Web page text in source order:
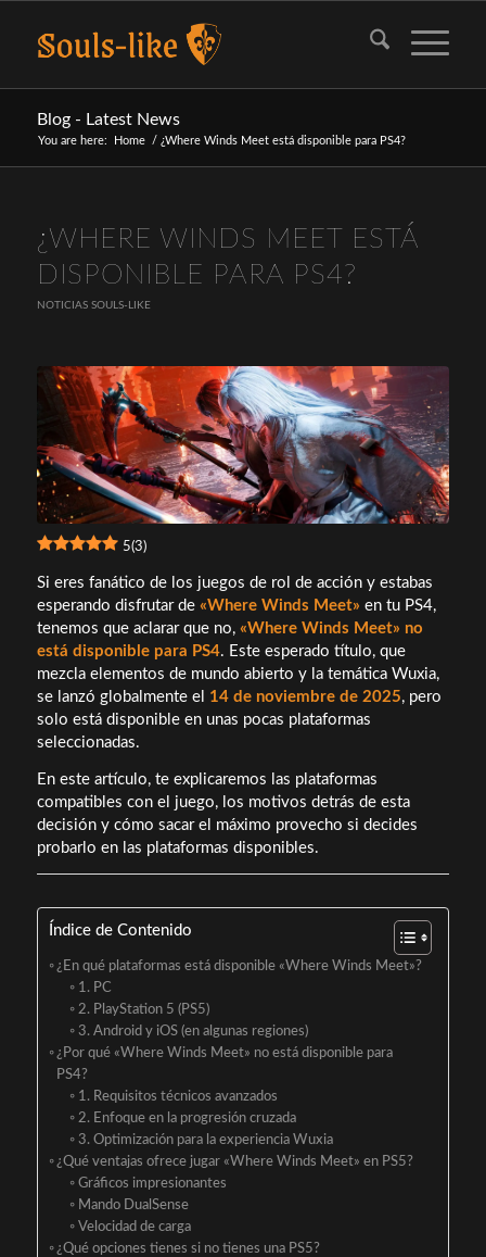
Blog - Latest News
You are here: Home / ¿Where Winds Meet está disponible para PS4?
¿WHERE WINDS MEET ESTÁ
DISPONIBLE PARA PS4?
NOTICIAS SOULS-LIKE
5(3)
Si eres fanático de los juegos de rol de acción y estabas
esperando disfrutar de «Where Winds Meet» en tu PS4,
tenemos que aclarar que no, «Where Winds Meet» no
está disponible para PS4. Este esperado título, que
mezcla elementos de mundo abierto y la temática Wuxia,
se lanzó globalmente el 14 de noviembre de 2025, pero
solo está disponible en unas pocas plataformas
seleccionadas.
En este artículo, te explicaremos las plataformas
compatibles con el juego, los motivos detrás de esta
decisión y cómo sacar el máximo provecho si decides
probarlo en las plataformas disponibles.
Índice de Contenido
¿En qué plataformas está disponible «Where Winds Meet»?
1. PC
2. PlayStation 5 (PS5)
3. Android y iOS (en algunas regiones)
¿Por qué «Where Winds Meet» no está disponible para
PS4?
1. Requisitos técnicos avanzados
2. Enfoque en la progresión cruzada
3. Optimización para la experiencia Wuxia
¿Qué ventajas ofrece jugar «Where Winds Meet» en PS5?
Gráficos impresionantes
Mando DualSense
Velocidad de carga
¿Qué opciones tienes si no tienes una PS5?